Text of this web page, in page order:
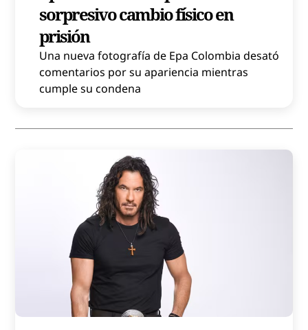
sorpresivo cambio físico en
prisión
Una nueva fotografía de Epa Colombia desató
comentarios por su apariencia mientras
cumple su condena